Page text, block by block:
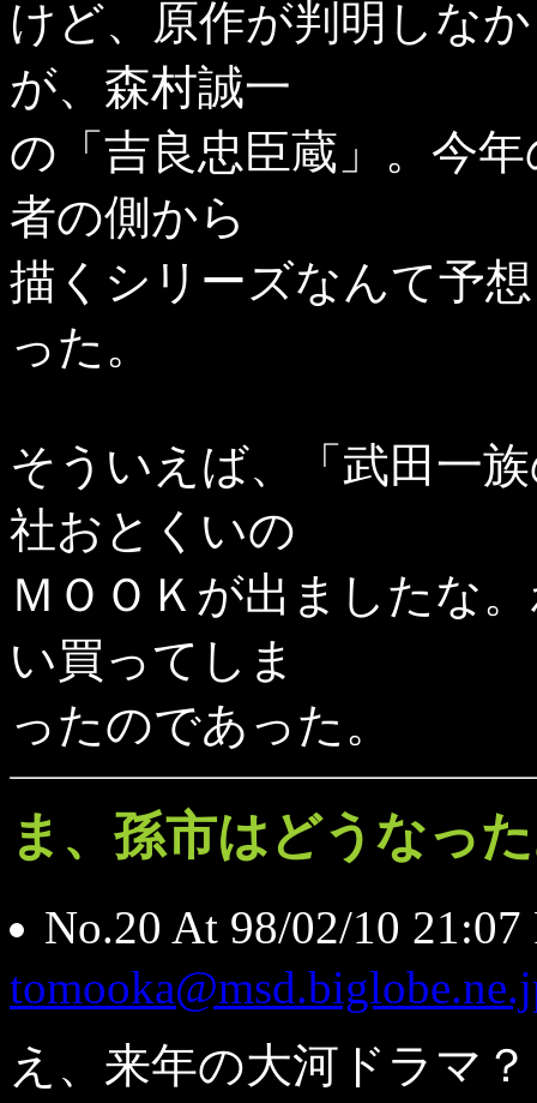
けど、原作が判明しな
が、森村誠一
の「吉良忠臣蔵」。今
者の側から
描くシリーズなんて予
った。
そういえば、「武田一
社おとくいの
ＭＯＯＫが出ましたな
い買ってしま
ったのであった。
ま、孫市はどうなっ
No.20 At 98/02/10
え、来年の大河ドラマ？